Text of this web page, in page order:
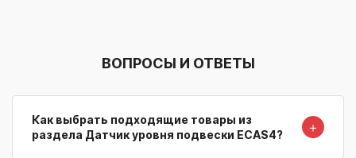
ВОПРОСЫ И ОТВЕТЫ
Как выбрать подходящие товары из
раздела Датчик уровня подвески ECAS4?
＋